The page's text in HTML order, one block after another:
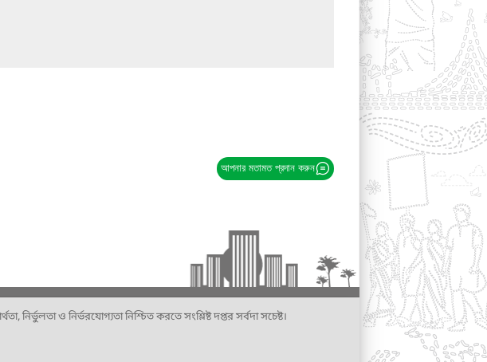
আপনার মতামত প্রদান করুন
নির্ভুলতা ও নির্ভরযোগ্যতা নিশ্চিত করতে সংশ্লিষ্ট দপ্তর সর্বদা সচেষ্ট।